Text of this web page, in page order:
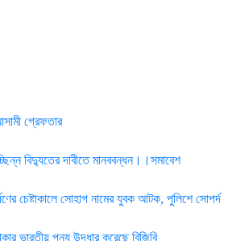
গ্রেফতার
বিদ্যুতের দাবীতে মানববন্ধন।।সমাবেশ
চেষ্টাকালে সোহাগ নামের যুবক আটক, পুলিশে সোপর্দ
ভারতীয় পন্য উদ্ধার করেছে বিজিবি